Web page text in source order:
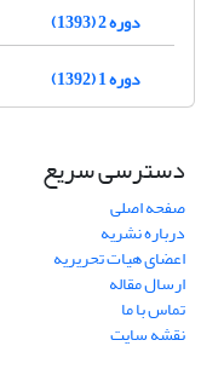
دوره 2 (1393)
دوره 1 (1392)
دسترسی سریع
صفحه اصلی
درباره نشریه
اعضای هیات تحریریه
ارسال مقاله
تماس با ما
نقشه سایت